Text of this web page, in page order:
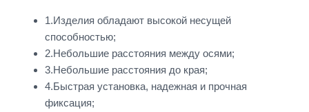
1.Изделия обладают высокой несущей
способностью;
2.Небольшие расстояния между осями;
3.Небольшие расстояния до края;
4.Быстрая установка, надежная и прочная
фиксация;